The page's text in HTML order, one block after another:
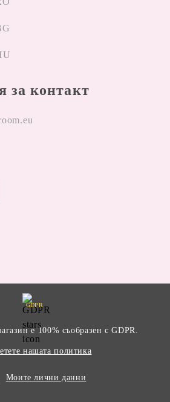
за контакт
GDPR
е 100% съобразен с GDPR.
нашата политика
Моите лични данни